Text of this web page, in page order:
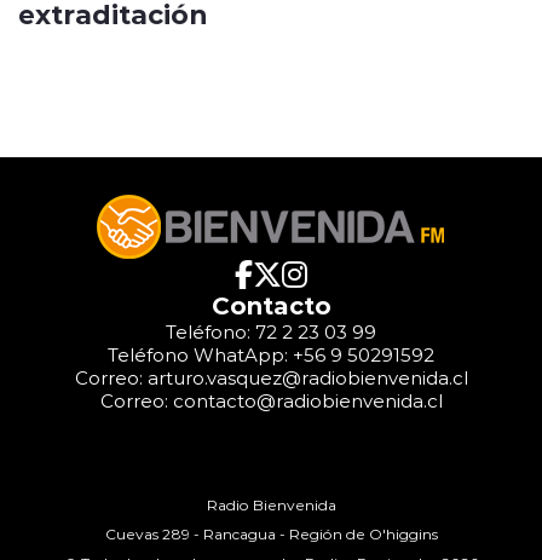
extraditación
Contacto
Teléfono: 72 2 23 03 99
Teléfono WhatApp: +56 9 50291592
Correo: arturo.vasquez@radiobienvenida.cl
Correo: contacto@radiobienvenida.cl
Radio Bienvenida
Cuevas 289 - Rancagua - Región de O'higgins